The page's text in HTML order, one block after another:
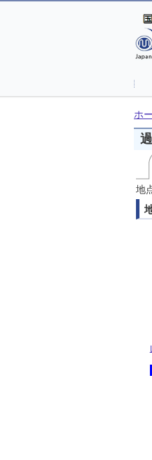
ホ
地